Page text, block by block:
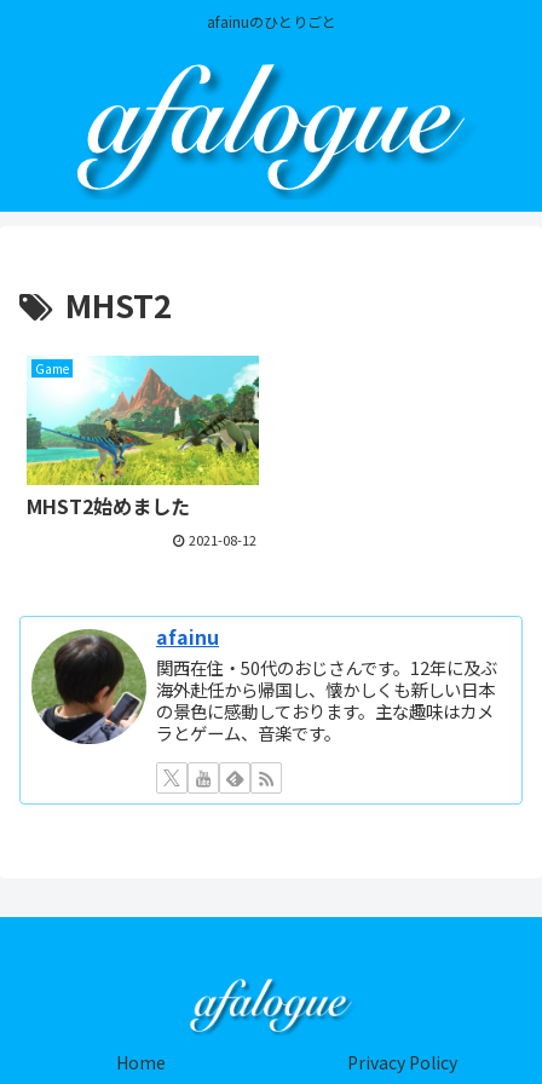
afainuのひとりごと
MHST2
Game
MHST2始めました
2021-08-12
afainu
関西在住・50代のおじさんです。12年に及ぶ
海外赴任から帰国し、懐かしくも新しい日本
の景色に感動しております。主な趣味はカメ
ラとゲーム、音楽です。
Home Privacy Policy